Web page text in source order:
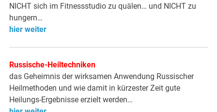
NICHT sich im Fitnessstudio zu quälen… und NICHT zu
hungern…
hier weiter
Russische-Heiltechniken
das Geheimnis der wirksamen Anwendung Russischer
Heilmethoden und wie damit in kürzester Zeit gute
Heilungs-Ergebnisse erzielt werden…